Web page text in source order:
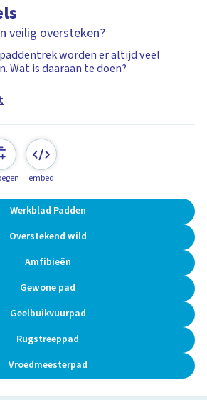
veilig oversteken?
worden er altijd veel
Wat is daaraan te doen?
embed
Werkblad Padden
Overstekend wild
Amfibieën
Gewone pad
Geelbuikvuurpad
Rugstreeppad
Vroedmeesterpad